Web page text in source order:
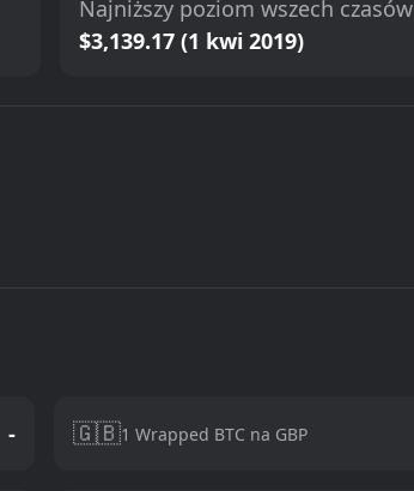
Najniższy poziom wszech czasów
$3,139.17 (1 kwi 2019)
- 🇬🇧1 Wrapped BTC na GBP